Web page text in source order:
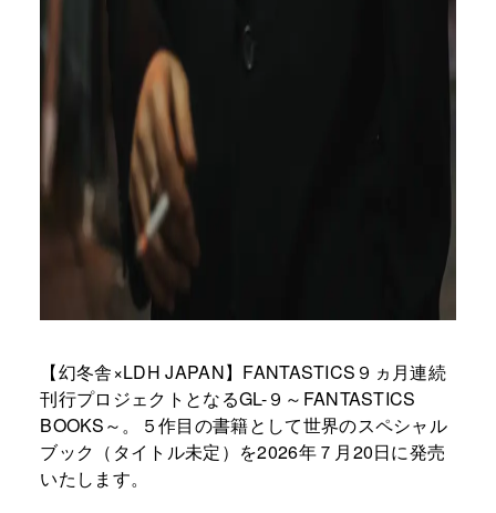
【幻冬舎×LDH JAPAN】FANTASTICS９ヵ月連続
刊行プロジェクトとなるGL-９～FANTASTICS
BOOKS～。５作目の書籍として世界のスペシャル
ブック（タイトル未定）を2026年７月20日に発売
いたします。